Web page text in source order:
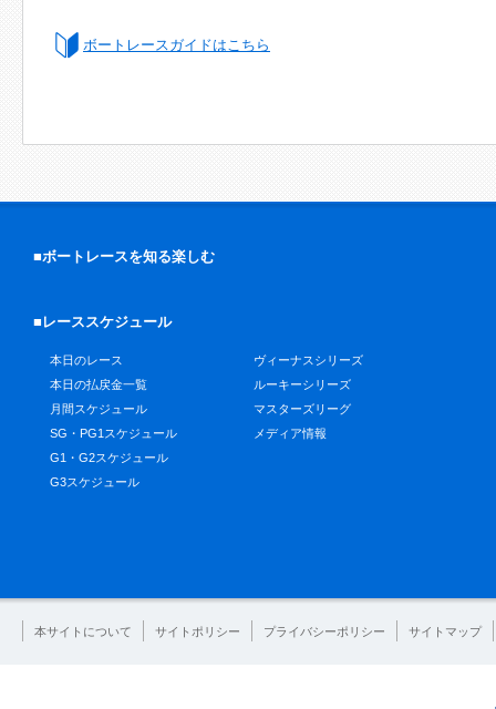
ボートレースガイドはこちら
■ボートレースを知る楽しむ
■レーススケジュール
本日のレース
本日の払戻金一覧
月間スケジュール
SG・PG1スケジュール
G1・G2スケジュール
G3スケジュール
ヴィーナスシリーズ
ルーキーシリーズ
マスターズリーグ
メディア情報
本サイトについて サイトポリシー プライバシーポリシー サイトマップ